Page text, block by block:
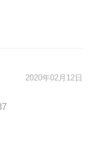
开。
2020年02月12日